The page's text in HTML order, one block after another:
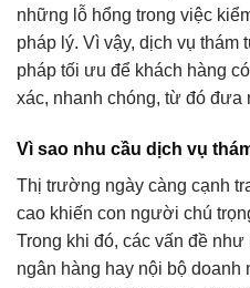
những lỗ hổng trong việc
pháp lý. Vì vậy, dịch vụ thám
pháp tối ưu để khách hàng
xác, nhanh chóng, từ đó đưa
Vì sao nhu cầu dịch vụ
Thị trường ngày càng cạnh
cao khiến con người chú
Trong khi đó, các vấn đề
ngân hàng hay nội bộ doanh